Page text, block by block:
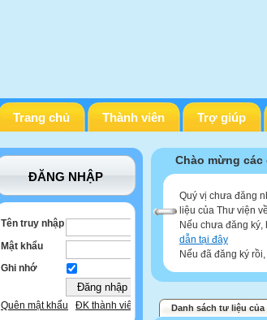
Trang chủ Thành viên Trợ giúp
ĐĂNG NHẬP
Tên truy nhập
Mật khẩu
Ghi nhớ
Quên mật khẩu ĐK thành viên
Chào mừng các
Quý vị chưa đăng
liệu của Thư viện
Nếu chưa đăng
dẫn tại đây
Nếu đã đăng ký
Danh sách tư liệu